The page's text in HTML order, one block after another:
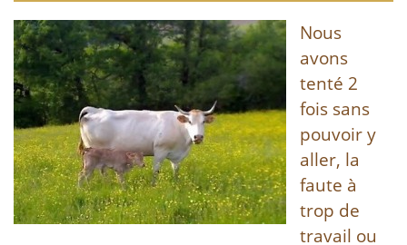
Nous
avons
tenté 2
fois sans
pouvoir y
aller, la
faute à
trop de
travail ou